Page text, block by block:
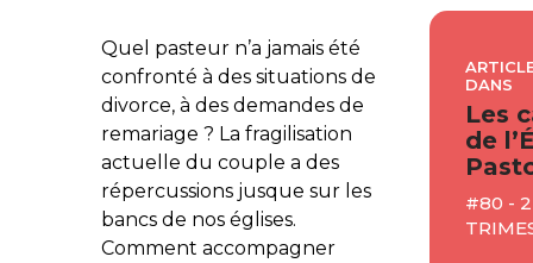
Quel pasteur n’a jamais été
confronté à des situations de
divorce, à des demandes de
remariage ? La fragilisation
actuelle du couple a des
répercussions jusque sur les
bancs de nos églises.
Comment accompagner
DANS
Les
de
#80 -